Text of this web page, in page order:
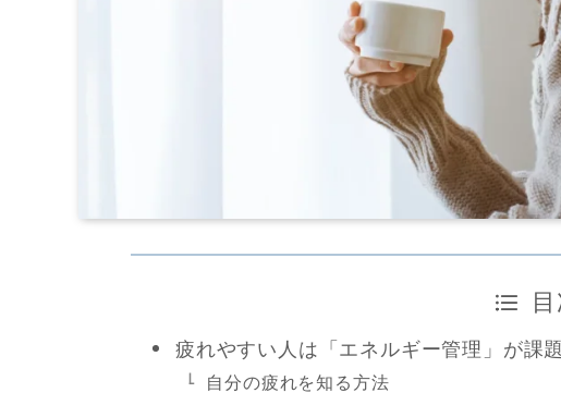
疲れやすい人は「エネルギー管理」が課題
自分の疲れを知る方法